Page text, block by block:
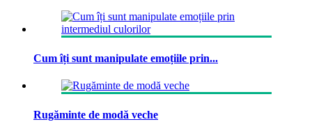
Cum îți sunt manipulate emoțiile prin...
Rugăminte de modă veche